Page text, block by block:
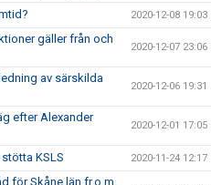
2020-12-08 19:03
gäller från och
2020-12-07 23:06
av särskilda
2020-12-06 19:31
efter Alexander
2020-12-01 17:05
KSLS 2020-11-24 12:17
för Skåne län fr.o.m.